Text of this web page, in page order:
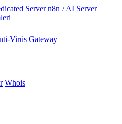
Server n8n / AI Server
Virüs Gateway
Whois